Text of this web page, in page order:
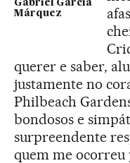
Gabriel García
Márquez
querer e saber,
justamente no
Philbeach
bondosos e
surpreendente
quem me